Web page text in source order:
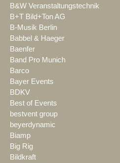
B&W Veranstaltungstechnik
B+T Bild+Ton AG
B-Musik Berlin
Babbel & Haeger
Baenfer
Band Pro Munich
Barco
Bayer Events
BDKV
Best of Events
bestvent group
beyerdynamic
Biamp
Big Rig
Bildkraft